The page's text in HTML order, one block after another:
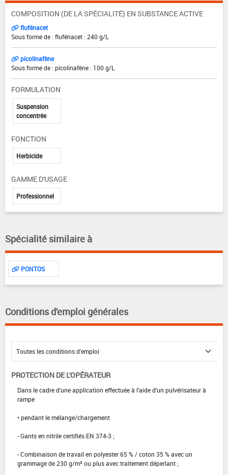
COMPOSITION (DE LA SPÉCIALITÉ) EN SUBSTANCE ACTIVE
flufénacet
Sous forme de : flufénacet : 240 g/L
picolinafène
Sous forme de : picolinafène : 100 g/L
FORMULATION
Suspension
concentrée
FONCTION
Herbicide
GAMME D'USAGE
Professionnel
Spécialité similaire à
PONTOS
Conditions d'emploi générales
PROTECTION DE L'OPÉRATEUR
Dans le cadre d'une application effectuée à l'aide d'un pulvérisateur à
rampe
• pendant le mélange/chargement
- Gants en nitrile certifiés EN 374-3 ;
- Combinaison de travail en polyester 65 % / coton 35 % avec un
grammage de 230 g/m² ou plus avec traitement déperlant ;